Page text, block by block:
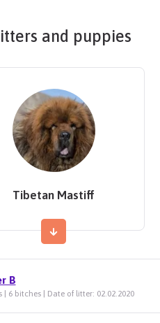
and puppies
Tibetan Mastiff
B
| 6 bitches | Date of litter: 02.02.2020